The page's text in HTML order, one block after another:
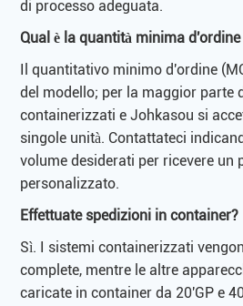
di processo adeguata.
Qual è la quantità minima d'ordine
Il quantitativo minimo d'ordine
del modello; per la maggior parte
containerizzati e Johkasou si
singole unità. Contattateci
volume desiderati per ricevere un
personalizzato.
Effettuate spedizioni in container?
Sì. I sistemi containerizzati
complete, mentre le altre
caricate in container da 20'GP e